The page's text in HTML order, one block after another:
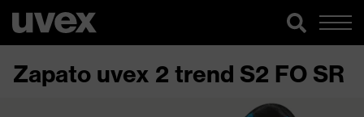
Zapato uvex 2 trend S2 FO SR